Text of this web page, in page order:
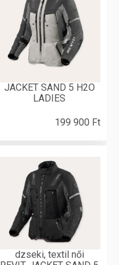
JACKET SAND 5 H2O
LADIES
199 900 Ft
dzseki, textil női